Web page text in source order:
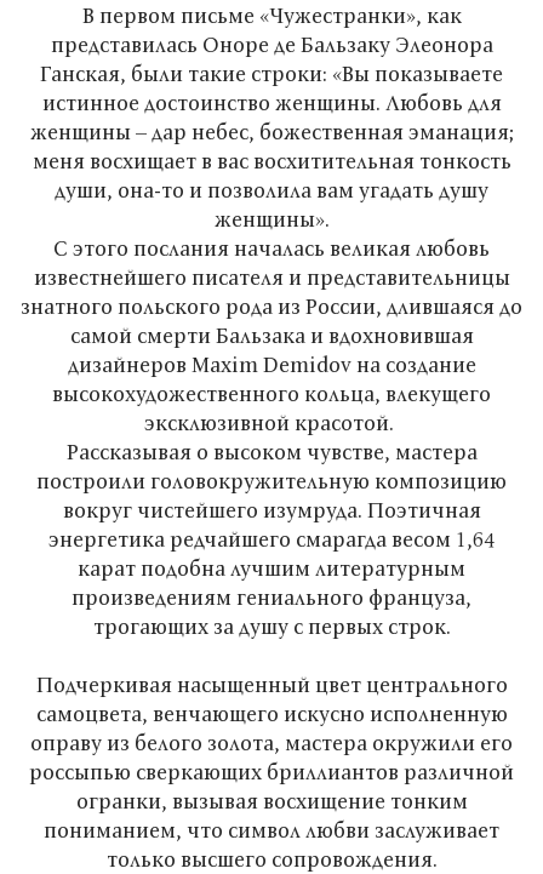
В первом письме «Чужестранки», как
представилась Оноре де Бальзаку Элеонора
Ганская, были такие строки: «Вы показываете
истинное достоинство женщины. Любовь для
женщины – дар небес, божественная эманация;
меня восхищает в вас восхитительная тонкость
души, она-то и позволила вам угадать душу
женщины».
С этого послания началась великая любовь
известнейшего писателя и представительницы
знатного польского рода из России, длившаяся до
самой смерти Бальзака и вдохновившая
дизайнеров Maxim Demidov на создание
высокохудожественного кольца, влекущего
эксклюзивной красотой.
Рассказывая о высоком чувстве, мастера
построили головокружительную композицию
вокруг чистейшего изумруда. Поэтичная
энергетика редчайшего смарагда весом 1,64
карат подобна лучшим литературным
произведениям гениального француза,
трогающих за душу с первых строк.
Подчеркивая насыщенный цвет центрального
самоцвета, венчающего искусно исполненную
оправу из белого золота, мастера окружили его
россыпью сверкающих бриллиантов различной
огранки, вызывая восхищение тонким
пониманием, что символ любви заслуживает
только высшего сопровождения.